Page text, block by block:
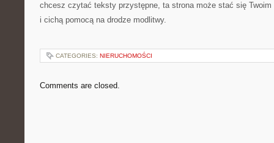
chcesz czytać teksty przystępne, ta strona może stać się Twoim
i cichą pomocą na drodze modlitwy.
CATEGORIES: NIERUCHOMOŚCI
Comments are closed.